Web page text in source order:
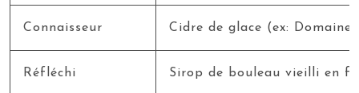
Connaisseur Cidre de glace (ex: Domaine
Réfléchi Sirop de bouleau vieilli en